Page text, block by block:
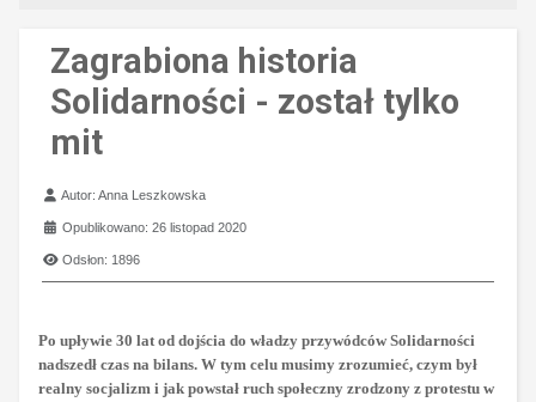
Zagrabiona historia
Solidarności - został tylko
mit
Szczegóły
Autor:Anna Leszkowska
Opublikowano: 26 listopad 2020
Odsłon: 1896
Po upływie 30 lat od dojścia do władzy przywódców Solidarności
nadszedł czas na bilans. W tym celu musimy zrozumieć, czym był
realny socjalizm i jak powstał ruch społeczny zrodzony z protestu w